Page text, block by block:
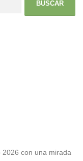
2026 con una mirada